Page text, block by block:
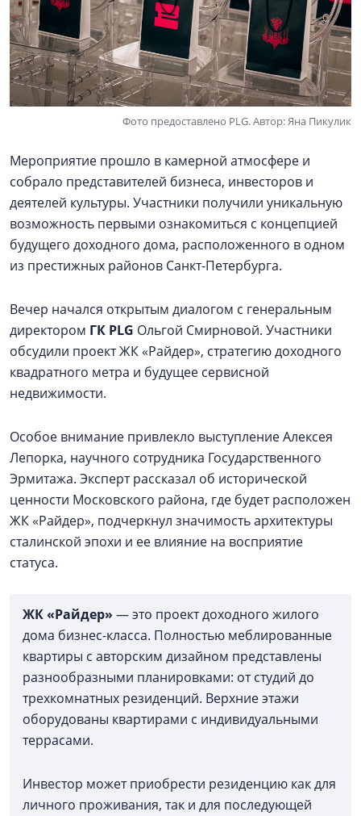
Фото предоставлено PLG. Автор: Яна Пикулик
Мероприятие прошло в камерной атмосфере и
собрало представителей бизнеса, инвесторов и
деятелей культуры. Участники получили уникальную
возможность первыми ознакомиться с концепцией
будущего доходного дома, расположенного в одном
из престижных районов Санкт-Петербурга.
Вечер начался открытым диалогом с генеральным
директором ГК PLG Ольгой Смирновой. Участники
обсудили проект ЖК «Райдер», стратегию доходного
квадратного метра и будущее сервисной
недвижимости.
Особое внимание привлекло выступление Алексея
Лепорка, научного сотрудника Государственного
Эрмитажа. Эксперт рассказал об исторической
ценности Московского района, где будет расположен
ЖК «Райдер», подчеркнул значимость архитектуры
сталинской эпохи и ее влияние на восприятие
статуса.
ЖК «Райдер» — это проект доходного жилого
дома бизнес-класса. Полностью меблированные
квартиры с авторским дизайном представлены
разнообразными планировками: от студий до
трехкомнатных резиденций. Верхние этажи
оборудованы квартирами с индивидуальными
террасами.
Инвестор может приобрести резиденцию как для
личного проживания, так и для последующей